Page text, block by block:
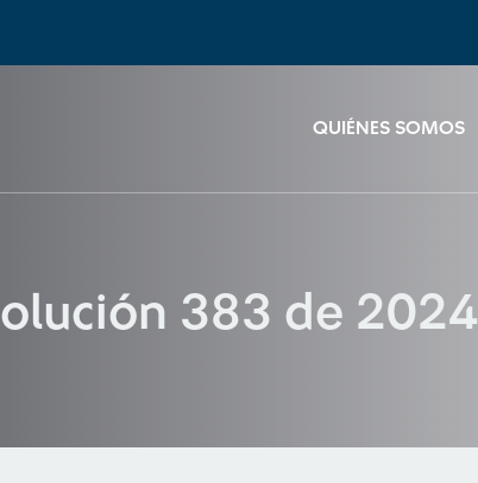
QUIÉNES SOMOS
383 de 2024